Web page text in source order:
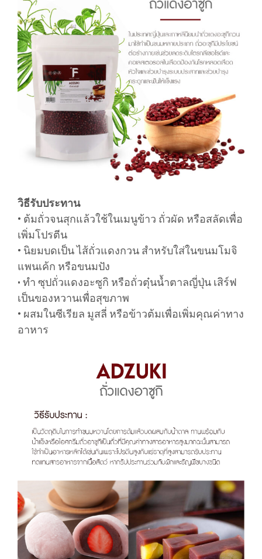
วิธีรับประทาน
• ต้มถั่วจนสุกแล้วใช้ในเมนูข้าว ถั่วผัด หรือสลัดเพื่อ
เพิ่มโปรตีน
• นิยมบดเป็น ไส้ถั่วแดงกวน สำหรับใส่ในขนมโมจิ
แพนเค้ก หรือขนมปัง
• ทำ ซุปถั่วแดงอะซูกิ หรือถั่วตุ๋นน้ำตาลญี่ปุ่น เสิร์ฟ
เป็นของหวานเพื่อสุขภาพ
• ผสมในซีเรียล มูสลี่ หรือข้าวต้มเพื่อเพิ่มคุณค่าทาง
อาหาร